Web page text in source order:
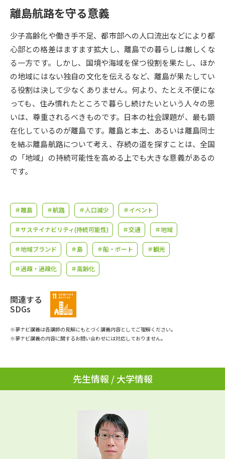
受験準備
志望校・出願校を調べる
併願校選び 受験スケジュールを立てよう
先輩が入学を決めた理由 テレメール全国一斉進学調査
新生活お役立ちガイド
大学で学びたい学問発見
学問のミニ講義「夢ナビ講義」 学問分野解説
学問の教科書
Ｑ＆Ａ よくあるご質問
資料の料金の
個人情報取扱規定
離島航路を守る意義
少子高齢化や働き手不足、都市部への人口流出などにより都
心部との格差はますます拡大し、離島での暮らしは厳しくな
る一方です。しかし、国境や海域を保つ役割を果たし、ほか
の地域にはない独自の文化を伝えるなど、離島が果たしてい
る役割は決して少なくありません。何より、たとえ不便にな
っても、住み慣れたところで暮らし続けたいという人々の思
いは、尊重されるべきものです。日本の社会課題が、最も顕
在化しているのが離島です。離島と本土、あるいは離島同士
を結ぶ離島航路について考え、存続の道を探すことは、全国
の「地域」の持続可能性を高める上でも大きな意義があるの
です。
＃離島 ＃航路 ＃人口減少 ＃イベント
＃サステイナビリティ(持続可能性) ＃交通 ＃地域
＃地域ブランド ＃島 ＃船・ボート ＃観光
＃過疎・過疎化 ＃高齢化
関連する
SDGs
※夢ナビ講義は各講師の見解にもとづく講義内容としてご理解ください。
※夢ナビ講義の内容に関するお問い合わせには対応しておりません。
先生情報 / 大学情報